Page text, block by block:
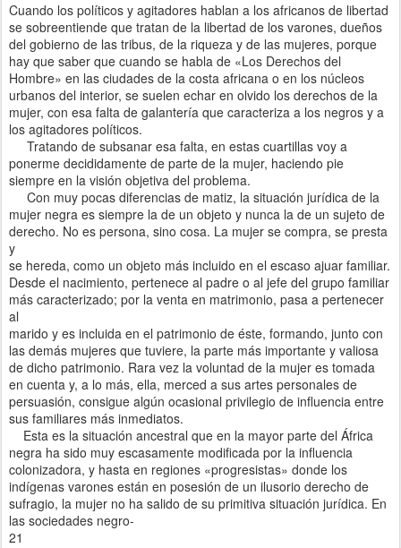
Cuando los políticos y agitadores hablan a los africanos de libertad
se sobreentiende que tratan de la libertad de los varones, dueños
del gobierno de las tribus, de la riqueza y de las mujeres, porque
hay que saber que cuando se habla de «Los Derechos del
Hombre» en las ciudades de la costa africana o en los núcleos
urbanos del interior, se suelen echar en olvido los derechos de la
mujer, con esa falta de galantería que caracteriza a los negros y a
los agitadores políticos.
Tratando de subsanar esa falta, en estas cuartillas voy a
ponerme decididamente de parte de la mujer, haciendo pie
siempre en la visión objetiva del problema.
Con muy pocas diferencias de matiz, la situación jurídica de la
mujer negra es siempre la de un objeto y nunca la de un sujeto de
derecho. No es persona, sino cosa. La mujer se compra, se presta
y
se hereda, como un objeto más incluido en el escaso ajuar familiar.
Desde el nacimiento, pertenece al padre o al jefe del grupo familiar
más caracterizado; por la venta en matrimonio, pasa a pertenecer
al
marido y es incluida en el patrimonio de éste, formando, junto con
las demás mujeres que tuviere, la parte más importante y valiosa
de dicho patrimonio. Rara vez la voluntad de la mujer es tomada
en cuenta y, a lo más, ella, merced a sus artes personales de
persuasión, consigue algún ocasional privilegio de influencia entre
sus familiares más inmediatos.
Esta es la situación ancestral que en la mayor parte del África
negra ha sido muy escasamente modificada por la influencia
colonizadora, y hasta en regiones «progresistas» donde los
indígenas varones están en posesión de un ilusorio derecho de
sufragio, la mujer no ha salido de su primitiva situación jurídica. En
las sociedades negro-
21